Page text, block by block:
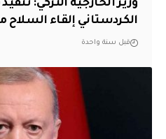
وزير الخارجية التركي:
الكردستاني إلقاء
قبل سنة واحدة